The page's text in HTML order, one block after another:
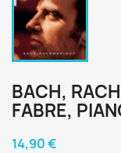
BACH,
FABRE,
14,90 €